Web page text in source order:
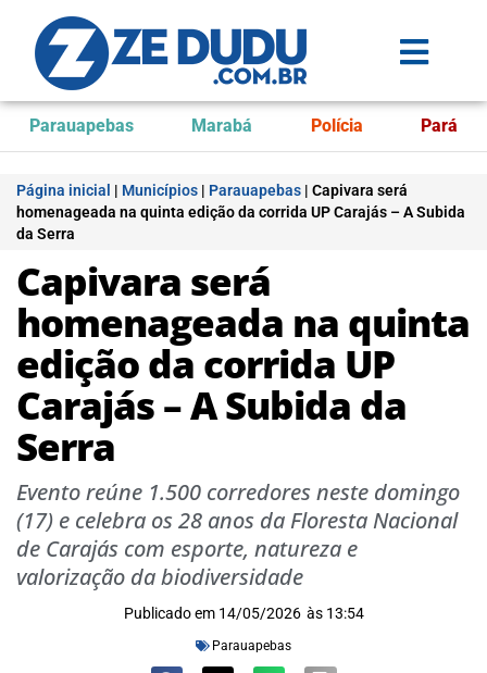
Parauapebas Marabá Polícia Pará
Página inicial | Municípios | Parauapebas | Capivara será
homenageada na quinta edição da corrida UP Carajás – A Subida
da Serra
Capivara será
homenageada na quinta
edição da corrida UP
Carajás – A Subida da
Serra
Evento reúne 1.500 corredores neste domingo
(17) e celebra os 28 anos da Floresta Nacional
de Carajás com esporte, natureza e
valorização da biodiversidade
Publicado em 14/05/2026 às 13:54
Parauapebas